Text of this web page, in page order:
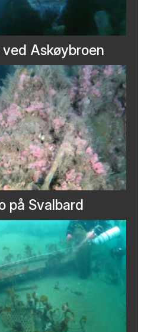
Askøybroen
på Svalbard